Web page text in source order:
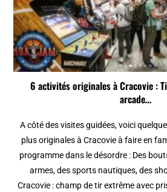
6 activités originales à Cracovie :
arcade…
A côté des visites guidées, voici
plus originales à Cracovie à faire en
programme dans le désordre : Des
armes, des sports nautiques, des
Cracovie : champ de tir extrême avec